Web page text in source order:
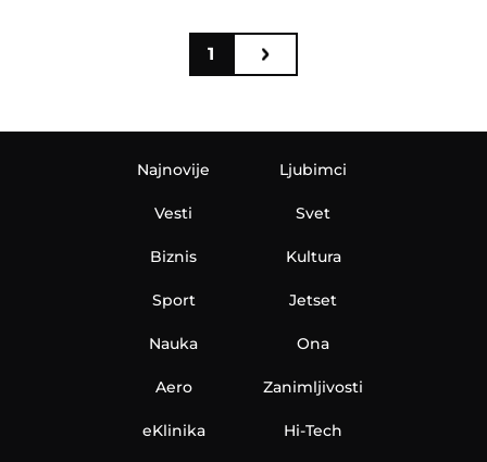
1
Najnovije
Vesti
Biznis
Sport
Nauka
Aero
Ljubimci
Svet
Kultura
Jetset
Ona
Zanimljivosti
eKlinika Hi-Tech